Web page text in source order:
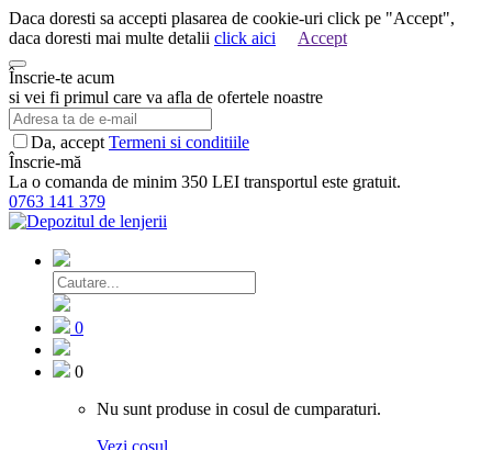
Daca doresti sa accepti plasarea de cookie-uri click pe "Accept",
daca doresti mai multe detalii click aici Accept
Înscrie-te acum
si vei fi primul care va afla de ofertele noastre
Da, accept Termeni si conditiile
Înscrie-mă
La o comanda de minim 350 LEI transportul este gratuit.
0763 141 379
0
0
Nu sunt produse in cosul de cumparaturi.
Vezi cosul